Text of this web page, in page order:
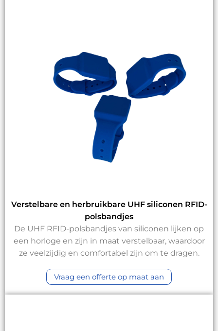
Verstelbare en herbruikbare UHF siliconen RFID-
polsbandjes
De UHF RFID-polsbandjes van siliconen lijken op
een horloge en zijn in maat verstelbaar, waardoor
ze veelzijdig en comfortabel zijn om te dragen.
Vraag een offerte op maat aan